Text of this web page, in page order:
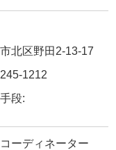
北区野田2-13-17
1212
段:
ーディネーター